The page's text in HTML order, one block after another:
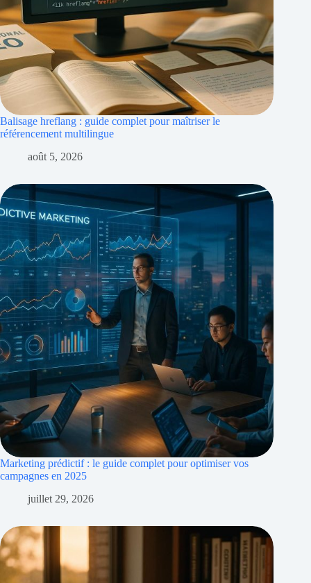
Balisage hreflang : guide complet pour maîtriser le
référencement multilingue
août 5, 2026
Marketing prédictif : le guide complet pour optimiser vos
campagnes en 2025
juillet 29, 2026